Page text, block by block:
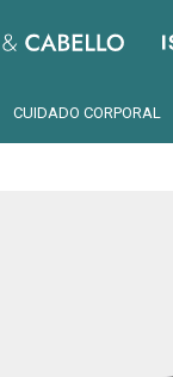
CUIDADO CORPORAL